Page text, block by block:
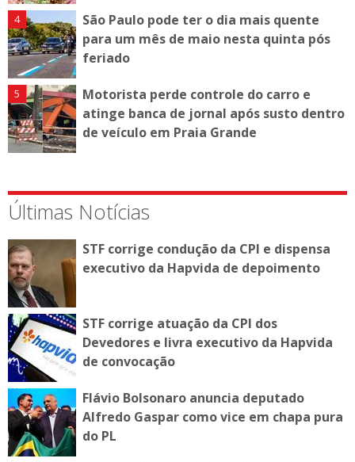
São Paulo pode ter o dia mais quente
para um mês de maio nesta quinta pós
feriado
Motorista perde controle do carro e
atinge banca de jornal após susto dentro
de veículo em Praia Grande
Últimas Notícias
STF corrige condução da CPI e dispensa
executivo da Hapvida de depoimento
STF corrige atuação da CPI dos
Devedores e livra executivo da Hapvida
de convocação
Flávio Bolsonaro anuncia deputado
Alfredo Gaspar como vice em chapa pura
do PL